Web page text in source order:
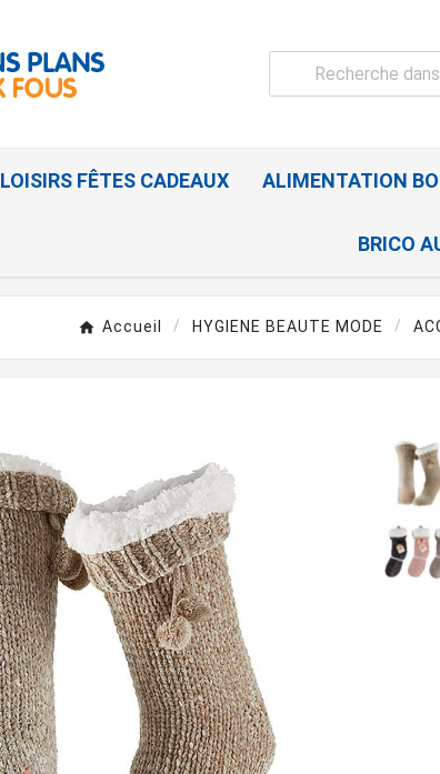
LOISIRS FÊTES CADEAUX ALIMENTATION
BRICO
Accueil HYGIENE BEAUTE MODE